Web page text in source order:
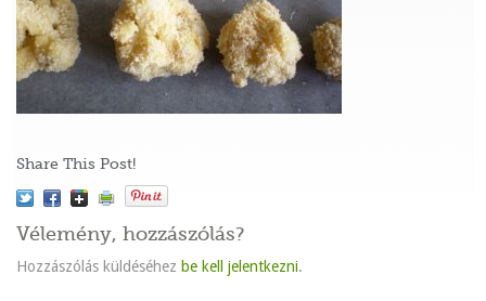
Share This Post!
Vélemény, hozzászólás?
Hozzászólás küldéséhez be kell jelentkezni.